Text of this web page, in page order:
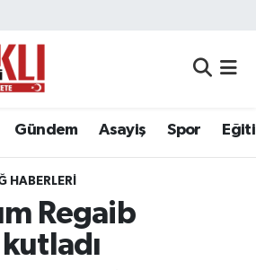
Gündem Asayiş Spor
HABERLERI
Regaib
Eczaneler
Vakitleri
Yoğunluk Haritası
Durumu ve Fikstür